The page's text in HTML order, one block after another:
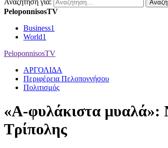
Αναζήτηση για:
PeloponnisosTV
Business1
World1
PeloponnisosTV
ΑΡΓΟΛΙΔΑ
Περιφέρεια Πελοποννήσου
Πολιτισμός
«Α-φυλάκιστα μυαλά»:
Τρίπολης